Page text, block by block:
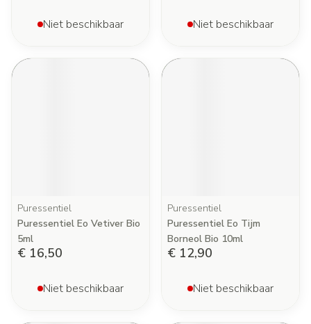
Niet beschikbaar Niet beschikbaar
Puressentiel
Puressentiel Eo Vetiver Bio
5ml
€ 16,50
Niet beschikbaar
Puressentiel
Puressentiel Eo Tijm
Borneol Bio 10ml
€ 12,90
Niet beschikbaar